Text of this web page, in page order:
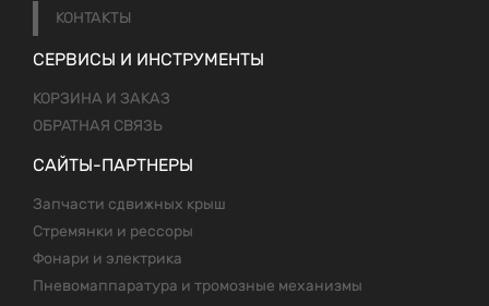
КОНТАКТЫ
СЕРВИСЫ И ИНСТРУМЕНТЫ
КОРЗИНА И ЗАКАЗ
ОБРАТНАЯ СВЯЗЬ
САЙТЫ-ПАРТНЕРЫ
Запчасти сдвижных крыш
Стремянки и рессоры
Фонари и электрика
Пневомаппаратура и тромозные механизмы